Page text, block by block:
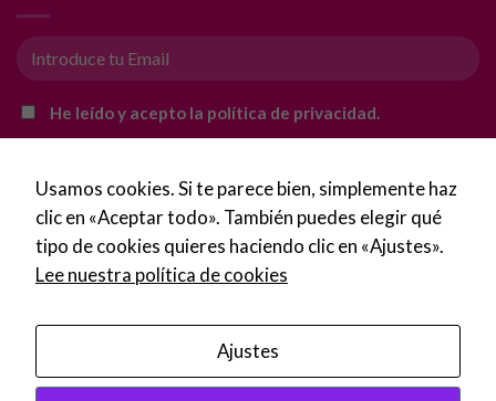
He leído y acepto la política de privacidad.
Copyright 2016 - 2026 ©Imprentalaspalmas.com
Usamos cookies. Si te parece bien, simplemente haz
clic en «Aceptar todo». También puedes elegir qué
tipo de cookies quieres haciendo clic en «Ajustes».
Lee nuestra política de cookies
Ajustes
visita. Si
rechaza estas
algunas
funcionalidades
desaparecerán
de la web.
intereses y